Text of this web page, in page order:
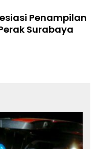
Penampilan
Surabaya